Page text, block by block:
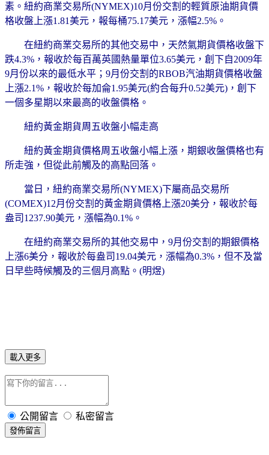
素。紐約商業交易所(NYMEX)10月份交割的輕質原油期貨價
格收盤上漲1.81美元，報每桶75.17美元，漲幅2.5%。
在紐約商業交易所的其他交易中，天然氣期貨價格收盤下
跌4.3%，報收於每百萬英國熱量單位3.65美元，創下自2009年
9月份以來的最低水平；9月份交割的RBOB汽油期貨價格收盤
上漲2.1%，報收於每加侖1.95美元(約合每升0.52美元)，創下
一個多星期以來最高的收盤價格。
紐約黃金期貨周五收盤小幅走高
紐約黃金期貨價格周五收盤小幅上漲，期銀收盤價格也有
所走強，但從此前觸及的高點回落。
當日，紐約商業交易所(NYMEX)下屬商品交易所
(COMEX)12月份交割的黃金期貨價格上漲20美分，報收於每
盎司1237.90美元，漲幅為0.1%。
在紐約商業交易所的其他交易中，9月份交割的期銀價格
上漲6美分，報收於每盎司19.04美元，漲幅為0.3%，但不及當
日早些時候觸及的三個月高點。(明煜)
載入更多
公開留言 私密留言
發佈留言